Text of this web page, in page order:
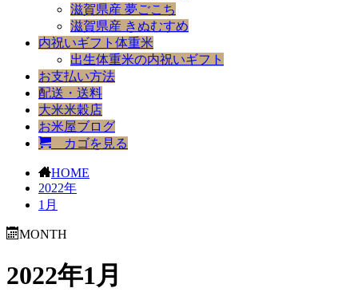
滋賀県産 夢ごこち
滋賀県産 きぬむすめ
内祝いギフト体重米
出生体重米の内祝いギフト
お支払い方法
配送・送料
大米米穀店
お米屋ブログ
カゴを見る
HOME
2022年
1月
MONTH
2022年1月